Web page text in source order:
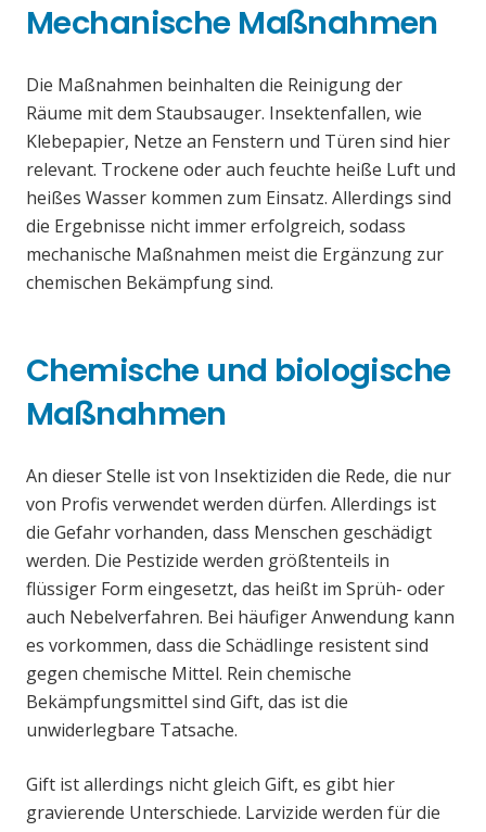
Mechanische Maßnahmen
Die Maßnahmen beinhalten die Reinigung der
Räume mit dem Staubsauger. Insektenfallen, wie
Klebepapier, Netze an Fenstern und Türen sind hier
relevant. Trockene oder auch feuchte heiße Luft und
heißes Wasser kommen zum Einsatz. Allerdings sind
die Ergebnisse nicht immer erfolgreich, sodass
mechanische Maßnahmen meist die Ergänzung zur
chemischen Bekämpfung sind.
Chemische und biologische
Maßnahmen
An dieser Stelle ist von Insektiziden die Rede, die nur
von Profis verwendet werden dürfen. Allerdings ist
die Gefahr vorhanden, dass Menschen geschädigt
werden. Die Pestizide werden größtenteils in
flüssiger Form eingesetzt, das heißt im Sprüh- oder
auch Nebelverfahren. Bei häufiger Anwendung kann
es vorkommen, dass die Schädlinge resistent sind
gegen chemische Mittel. Rein chemische
Bekämpfungsmittel sind Gift, das ist die
unwiderlegbare Tatsache.
Gift ist allerdings nicht gleich Gift, es gibt hier
gravierende Unterschiede. Larvizide werden für die